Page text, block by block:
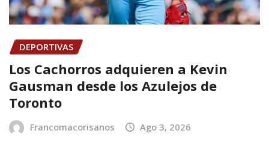
DEPORTIVAS
Los Cachorros adquieren a Kevin
Gausman desde los Azulejos de
Toronto
Francomacorisanos Ago 3, 2026